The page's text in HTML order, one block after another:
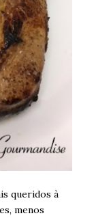
queridos à
menos